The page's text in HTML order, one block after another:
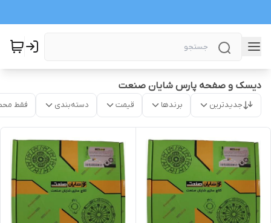
دیسک و صفحه پارس شایان صنعت
جدیدترین برندها قیمت دسته‌بندی فقط